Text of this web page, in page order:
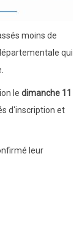
moins de
qui
le dimanche 11
d'inscription et
leur